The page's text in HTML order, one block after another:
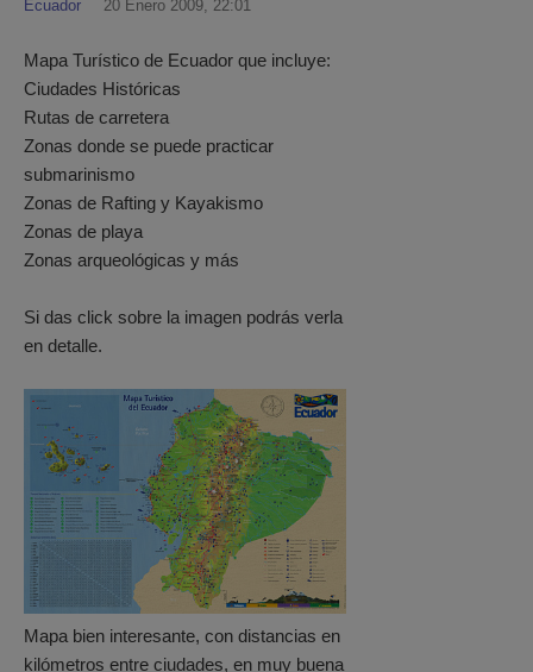
Ecuador 20 Enero 2009, 22:01
Mapa Turístico de Ecuador que incluye:
Ciudades Históricas
Rutas de carretera
Zonas donde se puede practicar
submarinismo
Zonas de Rafting y Kayakismo
Zonas de playa
Zonas arqueológicas y más
Si das click sobre la imagen podrás verla
en detalle.
Mapa bien interesante, con distancias en
kilómetros entre ciudades, en muy buena